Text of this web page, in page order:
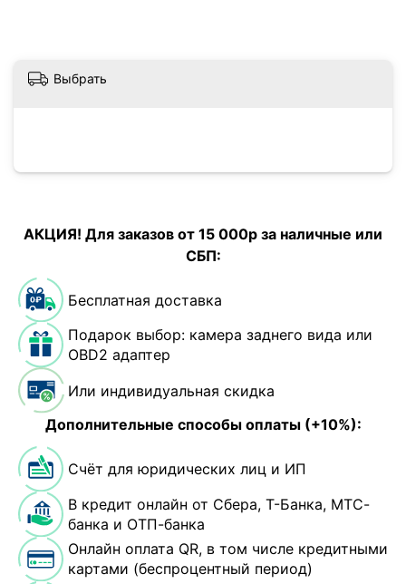
Выбрать
АКЦИЯ! Для заказов от 15 000р за наличные или
СБП:
Бесплатная доставка
Подарок выбор: камера заднего вида или
OBD2 адаптер
Или индивидуальная скидка
Дополнительные способы оплаты (+10%):
Счёт для юридических лиц и ИП
В кредит онлайн от Сбера, Т-Банка, МТС-
банка и ОТП-банка
Онлайн оплата QR, в том числе кредитными
картами (беспроцентный период)